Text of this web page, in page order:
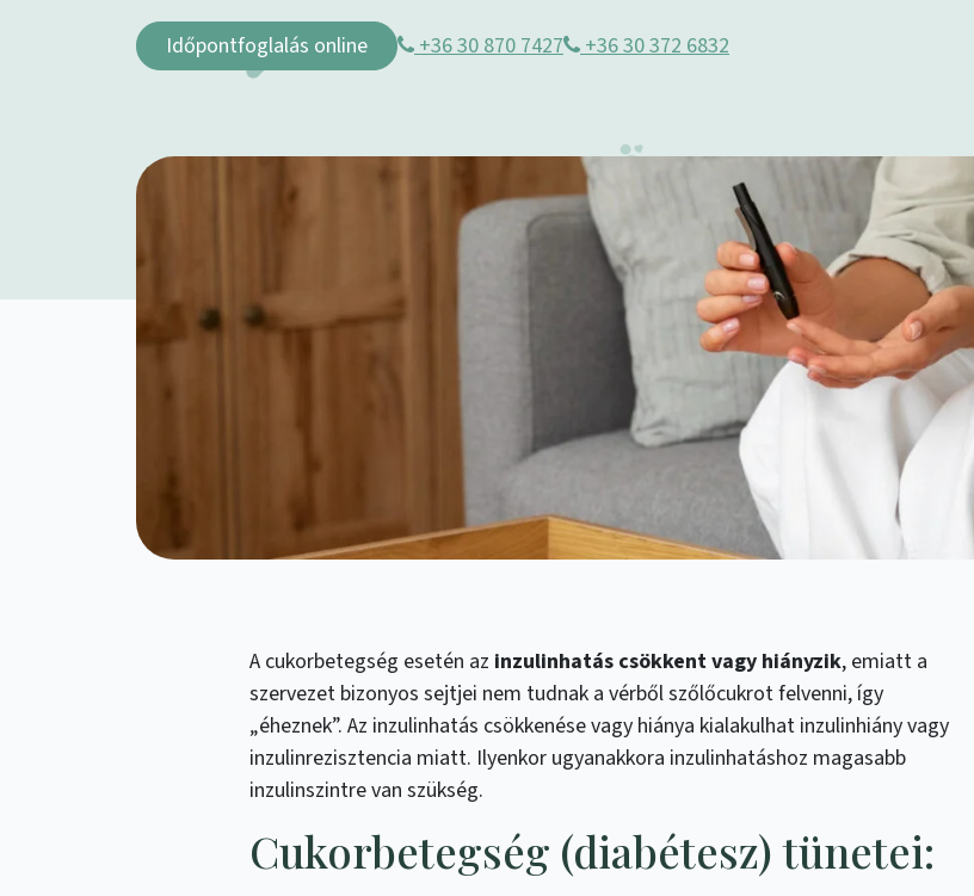
Időpontfoglalás online +36 30 870 7427 +36 30 372 6832
A cukorbetegség esetén az inzulinhatás csökkent vagy hiányzik, emiatt a
szervezet bizonyos sejtjei nem tudnak a vérből szőlőcukrot felvenni, így
„éheznek”. Az inzulinhatás csökkenése vagy hiánya kialakulhat inzulinhiány vagy
inzulinrezisztencia miatt. Ilyenkor ugyanakkora inzulinhatáshoz magasabb
inzulinszintre van szükség.
Cukorbetegség (diabétesz) tünetei: